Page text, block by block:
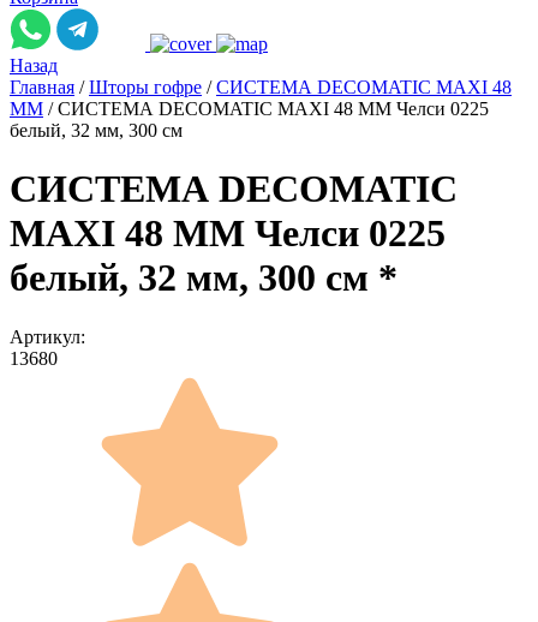
Назад
Главная / Шторы гофре / СИСТЕМА DECOMATIC MAXI 48
ММ / СИСТЕМА DECOMATIC MAXI 48 ММ Челси 0225
белый, 32 мм, 300 см
СИСТЕМА DECOMATIC
MAXI 48 ММ Челси 0225
белый, 32 мм, 300 см *
Артикул:
13680